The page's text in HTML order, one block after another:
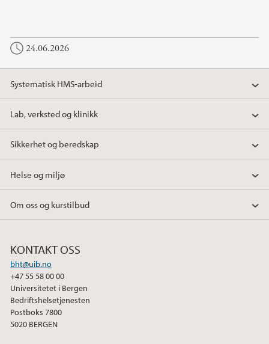
24.06.2026
Systematisk HMS-arbeid
Lab, verksted og klinikk
Sikkerhet og beredskap
Helse og miljø
Om oss og kurstilbud
KONTAKT OSS
bht@uib.no
+47 55 58 00 00
Universitetet i Bergen
Bedriftshelsetjenesten
Postboks 7800
5020 BERGEN